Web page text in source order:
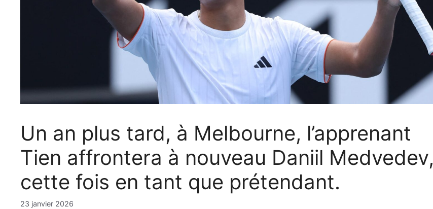
Un an plus tard, à Melbourne, l’apprenant
Tien affrontera à nouveau Daniil Medvedev,
cette fois en tant que prétendant.
23 janvier 2026